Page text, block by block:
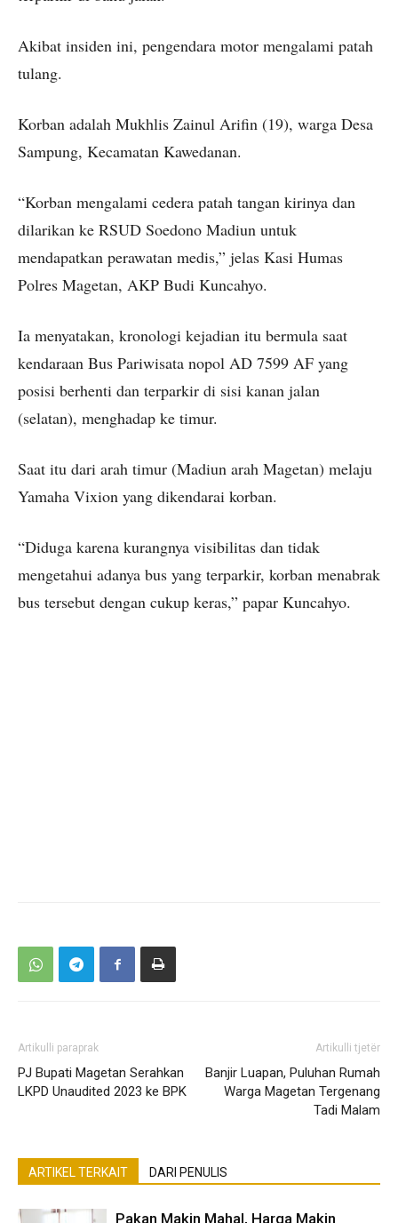
Akibat insiden ini, pengendara motor mengalami patah
tulang.
Korban adalah Mukhlis Zainul Arifin (19), warga Desa
Sampung, Kecamatan Kawedanan.
“Korban mengalami cedera patah tangan kirinya dan
dilarikan ke RSUD Soedono Madiun untuk
mendapatkan perawatan medis,” jelas Kasi Humas
Polres Magetan, AKP Budi Kuncahyo.
Ia menyatakan, kronologi kejadian itu bermula saat
kendaraan Bus Pariwisata nopol AD 7599 AF yang
posisi berhenti dan terparkir di sisi kanan jalan
(selatan), menghadap ke timur.
Saat itu dari arah timur (Madiun arah Magetan) melaju
Yamaha Vixion yang dikendarai korban.
“Diduga karena kurangnya visibilitas dan tidak
mengetahui adanya bus yang terparkir, korban menabrak
bus tersebut dengan cukup keras,” papar Kuncahyo.
Artikulli paraprak
PJ Bupati Magetan Serahkan
LKPD Unaudited 2023 ke BPK
Artikulli tjetër
Banjir Luapan, Puluhan Rumah
Warga Magetan Tergenang
Tadi Malam
ARTIKEL TERKAIT DARI PENULIS
Pakan Makin Mahal, Harga Makin